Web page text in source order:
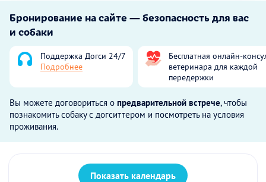
Бронирование на сайте — безопасность для вас
и собаки
Поддержка Догси 24/7
Подробнее
Бесплатная онлайн-
ветеринара для каждой
передержки
Вы можете договориться о предварительной встрече, чтобы
познакомить собаку с догситтером и посмотреть на условия
проживания.
Показать календарь